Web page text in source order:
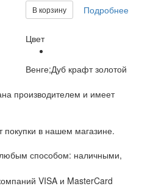
В корзину Подробнее
Цвет
Венге;Дуб крафт золотой
производителем и имеет
покупки в нашем магазине.
способом: наличными,